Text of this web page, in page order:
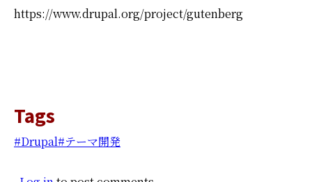
https://www.drupal.org/project/gutenberg
Tags
Drupal テーマ開発